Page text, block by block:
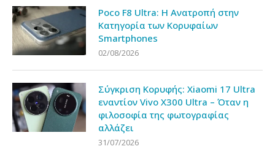
Poco F8 Ultra: Η Ανατροπή στην
Κατηγορία των Κορυφαίων
Smartphones
02/08/2026
Σύγκριση Κορυφής: Xiaomi 17 Ultra
εναντίον Vivo X300 Ultra – Όταν η
φιλοσοφία της φωτογραφίας
αλλάζει
31/07/2026